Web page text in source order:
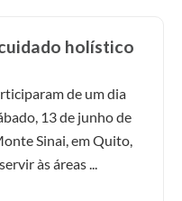
holístico
de um dia
13 de junho de
Sinai, em Quito,
às áreas ...